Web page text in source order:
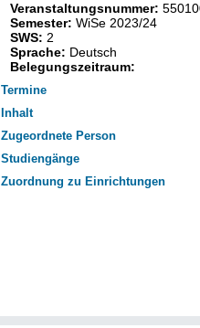
Veranstaltungsnummer:
Semester: WiSe 2023/24
SWS: 2
Sprache: Deutsch
Belegungszeitraum:
Termine
Inhalt
Zugeordnete Person
Studiengänge
Zuordnung zu Einrichtungen